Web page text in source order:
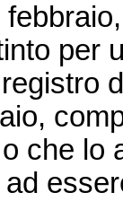
per
che